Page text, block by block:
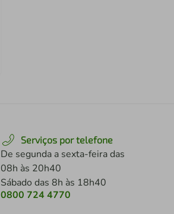
Serviços por telefone
De segunda a sexta-feira das
08h às 20h40
Sábado das 8h às 18h40
0800 724 4770